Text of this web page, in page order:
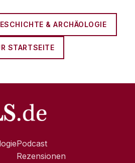
& ARCHÄOLOGIE
STARTSEITE
Podcast
Rezensionen